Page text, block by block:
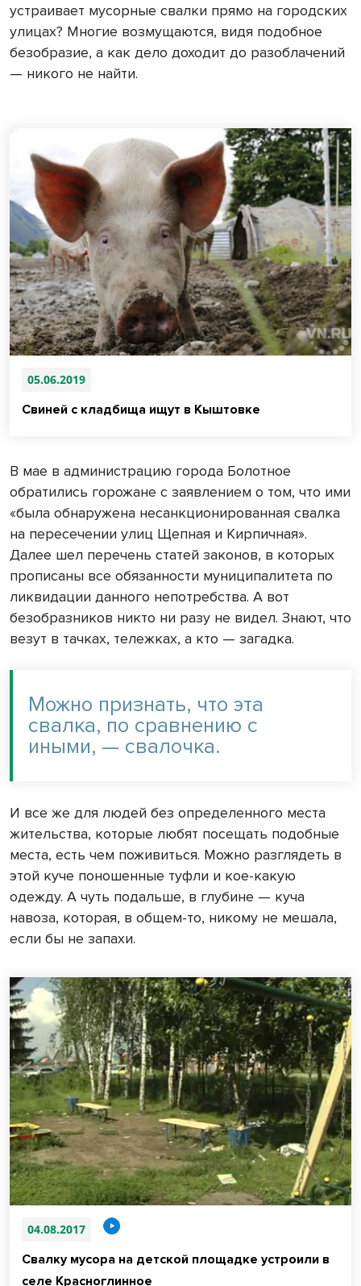
устраивает мусорные свалки прямо на городских
улицах? Многие возмущаются, видя подобное
безобразие, а как дело доходит до разоблачений
— никого не найти.
05.06.2019
Свиней с кладбища ищут в Кыштовке
В мае в администрацию города Болотное
обратились горожане с заявлением о том, что ими
«была обнаружена несанкционированная свалка
на пересечении улиц Щепная и Кирпичная».
Далее шел перечень статей законов, в которых
прописаны все обязанности муниципалитета по
ликвидации данного непотребства. А вот
безобразников никто ни разу не видел. Знают, что
везут в тачках, тележках, а кто — загадка.
Можно признать, что эта
свалка, по сравнению с
иными, — свалочка.
И все же для людей без определенного места
жительства, которые любят посещать подобные
места, есть чем поживиться. Можно разглядеть в
этой куче поношенные туфли и кое-какую
одежду. А чуть подальше, в глубине — куча
навоза, которая, в общем-то, никому не мешала,
если бы не запахи.
04.08.2017
Свалку мусора на детской площадке устроили в
селе Красноглинное